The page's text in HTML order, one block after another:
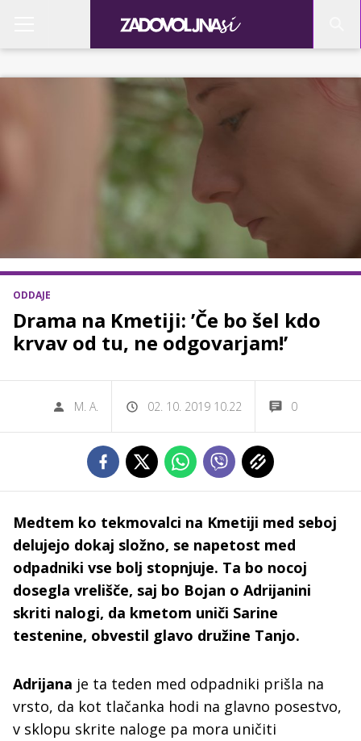
ODDAJE
Drama na Kmetiji: ’Če bo šel kdo
krvav od tu, ne odgovarjam!’
M. A. 02. 10. 2019 10.22 0
Medtem ko tekmovalci na Kmetiji med seboj
delujejo dokaj složno, se napetost med
odpadniki vse bolj stopnjuje. Ta bo nocoj
dosegla vrelišče, saj bo Bojan o Adrijanini
skriti nalogi, da kmetom uniči Sarine
testenine, obvestil glavo družine Tanjo.
Adrijana je ta teden med odpadniki prišla na
vrsto, da kot tlačanka hodi na glavno posestvo,
v sklopu skrite naloge pa mora uničiti